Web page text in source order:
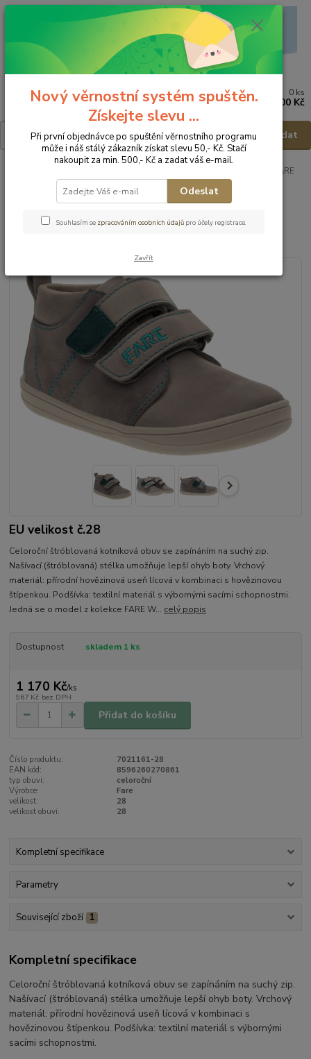
Menu
Hledat
0 ks
0,00 Kč
FARE
MID-WIDE Dětská obuv 7021161 - vel.28
FARE MID-WIDE Dětská obuv
7021161 - vel.28
EU velikost č.28
Celoroční štróblovaná kotníková obuv se zapínáním na suchý zip.
Našívací (štróblovaná) stélka umožňuje lepší ohyb boty. Vrchový
materiál: přírodní hovězinová useň lícová v kombinaci s hovězinovou
štípenkou. Podšívka: textilní materiál s výbornými sacími schopnostmi.
Jedná se o model z kolekce FARE W... celý popis
Dostupnost skladem 1 ks
1 170 Kč/ks
967 Kč bez DPH
Přidat do košíku
Číslo produktu:
7021161-28
EAN kód:
8596260270861
typ obuvi:
celoroční
Výrobce:
Fare
velikost:
28
velikost obuvi:
28
Kompletní specifikace
Parametry
Související zboží 1
Kompletní specifikace
Celoroční štróblovaná kotníková obuv se zapínáním na suchý zip.
Našívací (štróblovaná) stélka umožňuje lepší ohyb boty. Vrchový
materiál: přírodní hovězinová useň lícová v kombinaci s
hovězinovou štípenkou. Podšívka: textilní materiál s výbornými
sacími schopnostmi.
Nový věrnostní systém spuštěn.
Získejte slevu ...
Při první objednávce po spuštění věrnostního programu
může i náš stálý zákazník získat slevu 50,- Kč. Stačí
nakoupit za min. 500,- Kč a zadat váš e-mail.
Odeslat
Souhlasím se zpracováním osobních údajů pro účely registrace.
Zavřít